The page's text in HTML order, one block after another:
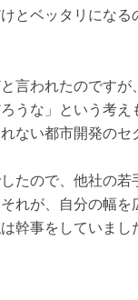
とベッタリにな
言われたのです
うな」という考
ない都市開発のセ
たので、他社の
れが、自分の幅
幹事をしていま